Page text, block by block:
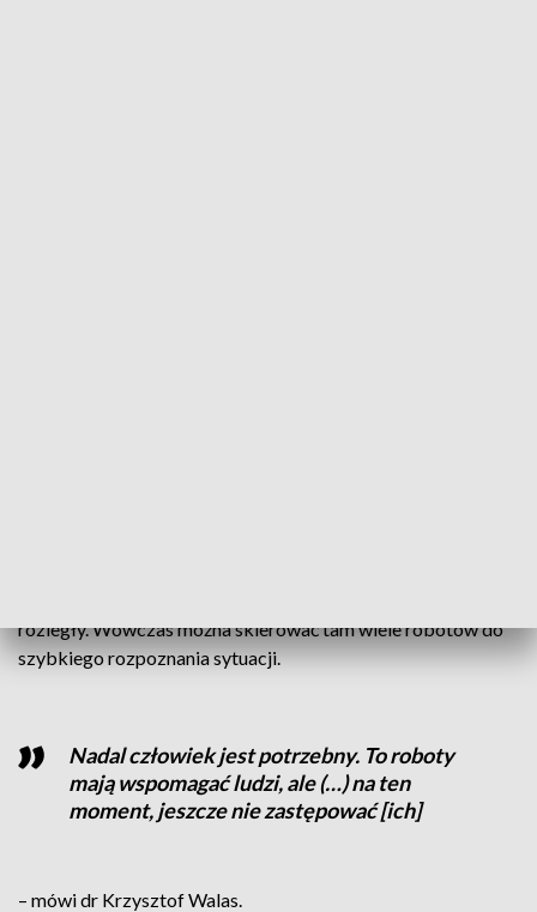
rozległy. Wówczas można skierować tam wiele robotów do
szybkiego rozpoznania sytuacji.
Nadal człowiek jest potrzebny. To roboty
mają wspomagać ludzi, ale (…) na ten
moment, jeszcze nie zastępować [ich]
– mówi dr Krzysztof Walas.